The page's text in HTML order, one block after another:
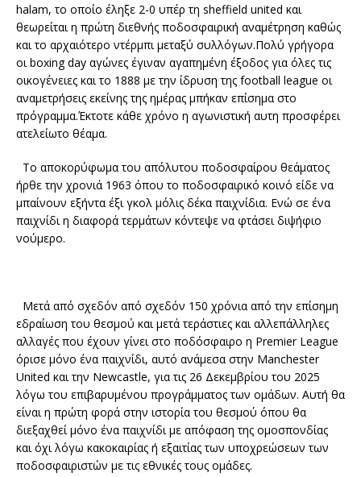
halam, το οποίο έληξε 2-0 υπέρ τη sheffield united και
θεωρείται η πρώτη διεθνής ποδοσφαιρική αναμέτρηση καθώς
και το αρχαιότερο ντέρμπι μεταξύ συλλόγων.Πολύ γρήγορα
οι boxing day αγώνες έγιναν αγαπημένη έξοδος για όλες τις
οικογένειες και το 1888 με την ίδρυση της football league οι
αναμετρήσεις εκείνης της ημέρας μπήκαν επίσημα στο
πρόγραμμα.Έκτοτε κάθε χρόνο η αγωνιστική αυτη προσφέρει
ατελείωτο θέαμα.
Το αποκορύφωμα του απόλυτου ποδοσφαίρου θεάματος
ήρθε την χρονιά 1963 όπου το ποδοσφαιρικό κοινό είδε να
μπαίνουν εξήντα έξι γκολ μόλις δέκα παιχνίδια. Ενώ σε ένα
παιχνίδι η διαφορά τερμάτων κόντεψε να φτάσει διψήφιο
νούμερο.
Μετά από σχεδόν από σχεδόν 150 χρόνια από την επίσημη
εδραίωση του θεσμού και μετά τεράστιες και αλλεπάλληλες
αλλαγές που έχουν γίνει στο ποδόσφαιρο η Premier League
όρισε μόνο ένα παιχνίδι, αυτό ανάμεσα στην Manchester
United και την Newcastle, για τις 26 Δεκεμβρίου του 2025
λόγω του επιβαρυμένου προγράμματος των ομάδων. Αυτή θα
είναι η πρώτη φορά στην ιστορία του θεσμού όπου θα
διεξαχθεί μόνο ένα παιχνίδι με απόφαση της ομοσπονδίας
και όχι λόγω κακοκαιρίας ή εξαιτίας των υποχρεώσεων των
ποδοσφαιριστών με τις εθνικές τους ομάδες.